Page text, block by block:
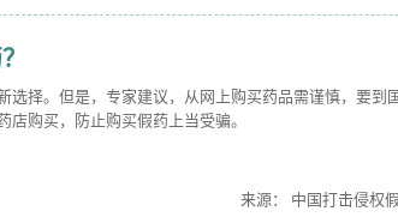
选择。但是，专家建议，从网上购买药品需谨慎，要到
购买，防止购买假药上当受骗。
来源： 中国打击侵权